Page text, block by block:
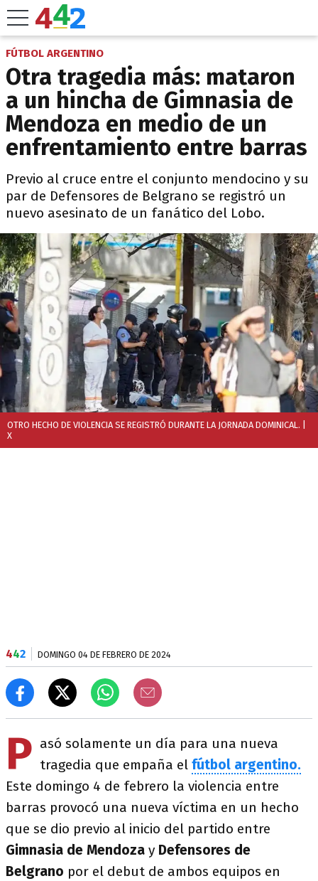
FÚTBOL ARGENTINO
Otra tragedia más: mataron
a un hincha de Gimnasia de
Mendoza en medio de un
enfrentamiento entre barras
Previo al cruce entre el conjunto mendocino y su
par de Defensores de Belgrano se registró un
nuevo asesinato de un fanático del Lobo.
OTRO HECHO DE VIOLENCIA SE REGISTRÓ DURANTE LA JORNADA DOMINICAL.
X
442 DOMINGO 04 DE FEBRERO DE 2024
P asó solamente un día para una nueva
tragedia que empaña el fútbol argentino.
Este domingo 4 de febrero la violencia entre
barras provocó una nueva víctima en un hecho
que se dio previo al inicio del partido entre
Gimnasia de Mendoza y Defensores de
Belgrano por el debut de ambos equipos en